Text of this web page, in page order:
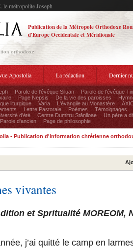
le métropolite Joseph
Publication de la Métropole Orthodoxe
d'Europe Occidentale et Méridionale
orthodoxe
Apostolia La rédaction Dernier
Parole de l'évêque Siluan
Parole de l'évêque
Page Nepsis De la vie des paroisses
liturgique Varia L'évangile au Monastère
Lettre Pastorale Poèmes
Témoignages
d'été Centre Dumitru Stăniloae
Un père a
Parole d'ancien Page de philosophie
- Publication d'information chrétienne
vivantes
et Spritualité MOREOM,
j’ai quitté le camp en